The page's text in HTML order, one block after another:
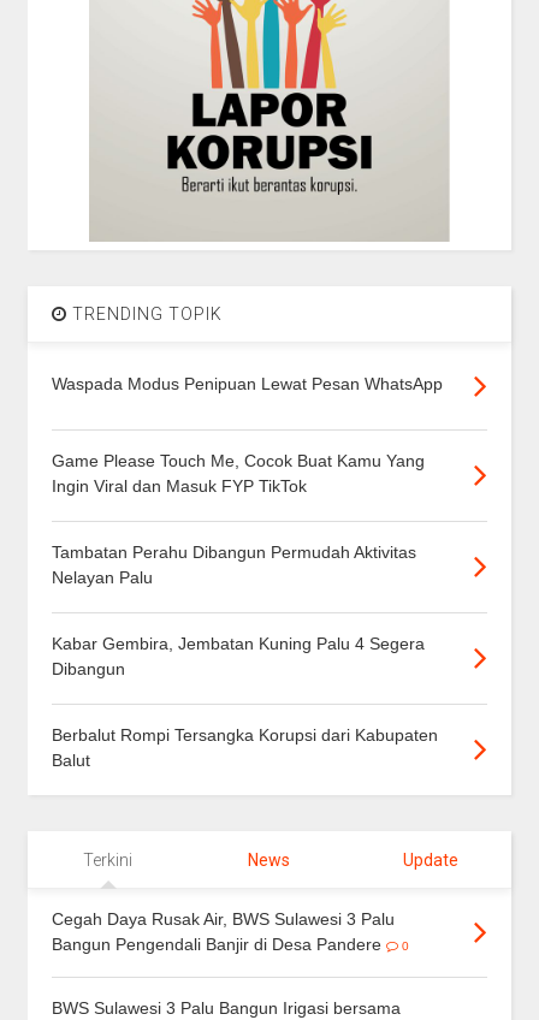
TRENDING TOPIK
Waspada Modus Penipuan Lewat Pesan WhatsApp
Game Please Touch Me, Cocok Buat Kamu Yang
Ingin Viral dan Masuk FYP TikTok
Tambatan Perahu Dibangun Permudah Aktivitas
Nelayan Palu
Kabar Gembira, Jembatan Kuning Palu 4 Segera
Dibangun
Berbalut Rompi Tersangka Korupsi dari Kabupaten
Balut
Terkini News Update
Cegah Daya Rusak Air, BWS Sulawesi 3 Palu
Bangun Pengendali Banjir di Desa Pandere
0
BWS Sulawesi 3 Palu Bangun Irigasi bersama